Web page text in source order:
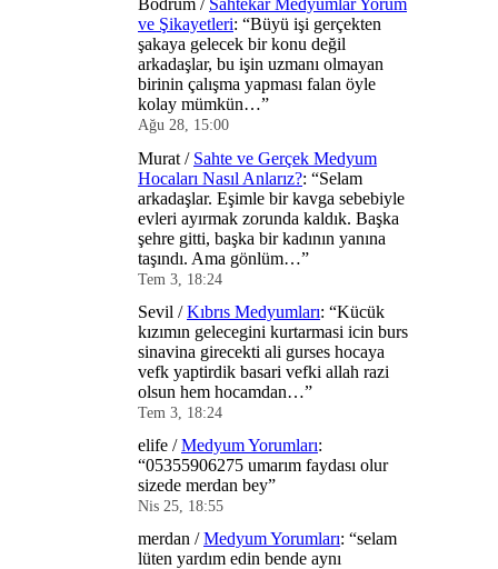
Bodrum / Sahtekar Medyumlar Yorum
ve Şikayetleri: “Büyü işi gerçekten
şakaya gelecek bir konu değil
arkadaşlar, bu işin uzmanı olmayan
birinin çalışma yapması falan öyle
kolay mümkün…”
Ağu 28, 15:00
Murat / Sahte ve Gerçek Medyum
Hocaları Nasıl Anlarız?: “Selam
arkadaşlar. Eşimle bir kavga sebebiyle
evleri ayırmak zorunda kaldık. Başka
şehre gitti, başka bir kadının yanına
taşındı. Ama gönlüm…”
Tem 3, 18:24
Sevil /Kıbrıs Medyumları: “Kücük
kızımın gelecegini kurtarmasi icin burs
sinavina girecekti ali gurses hocaya
vefk yaptirdik basari vefki allah razi
olsun hem hocamdan…”
Tem 3, 18:24
elife /Medyum Yorumları:
“05355906275 umarım faydası olur
sizede merdan bey”
Nis 25, 18:55
merdan /Medyum Yorumları: “selam
lüten yardım edin bende aynı